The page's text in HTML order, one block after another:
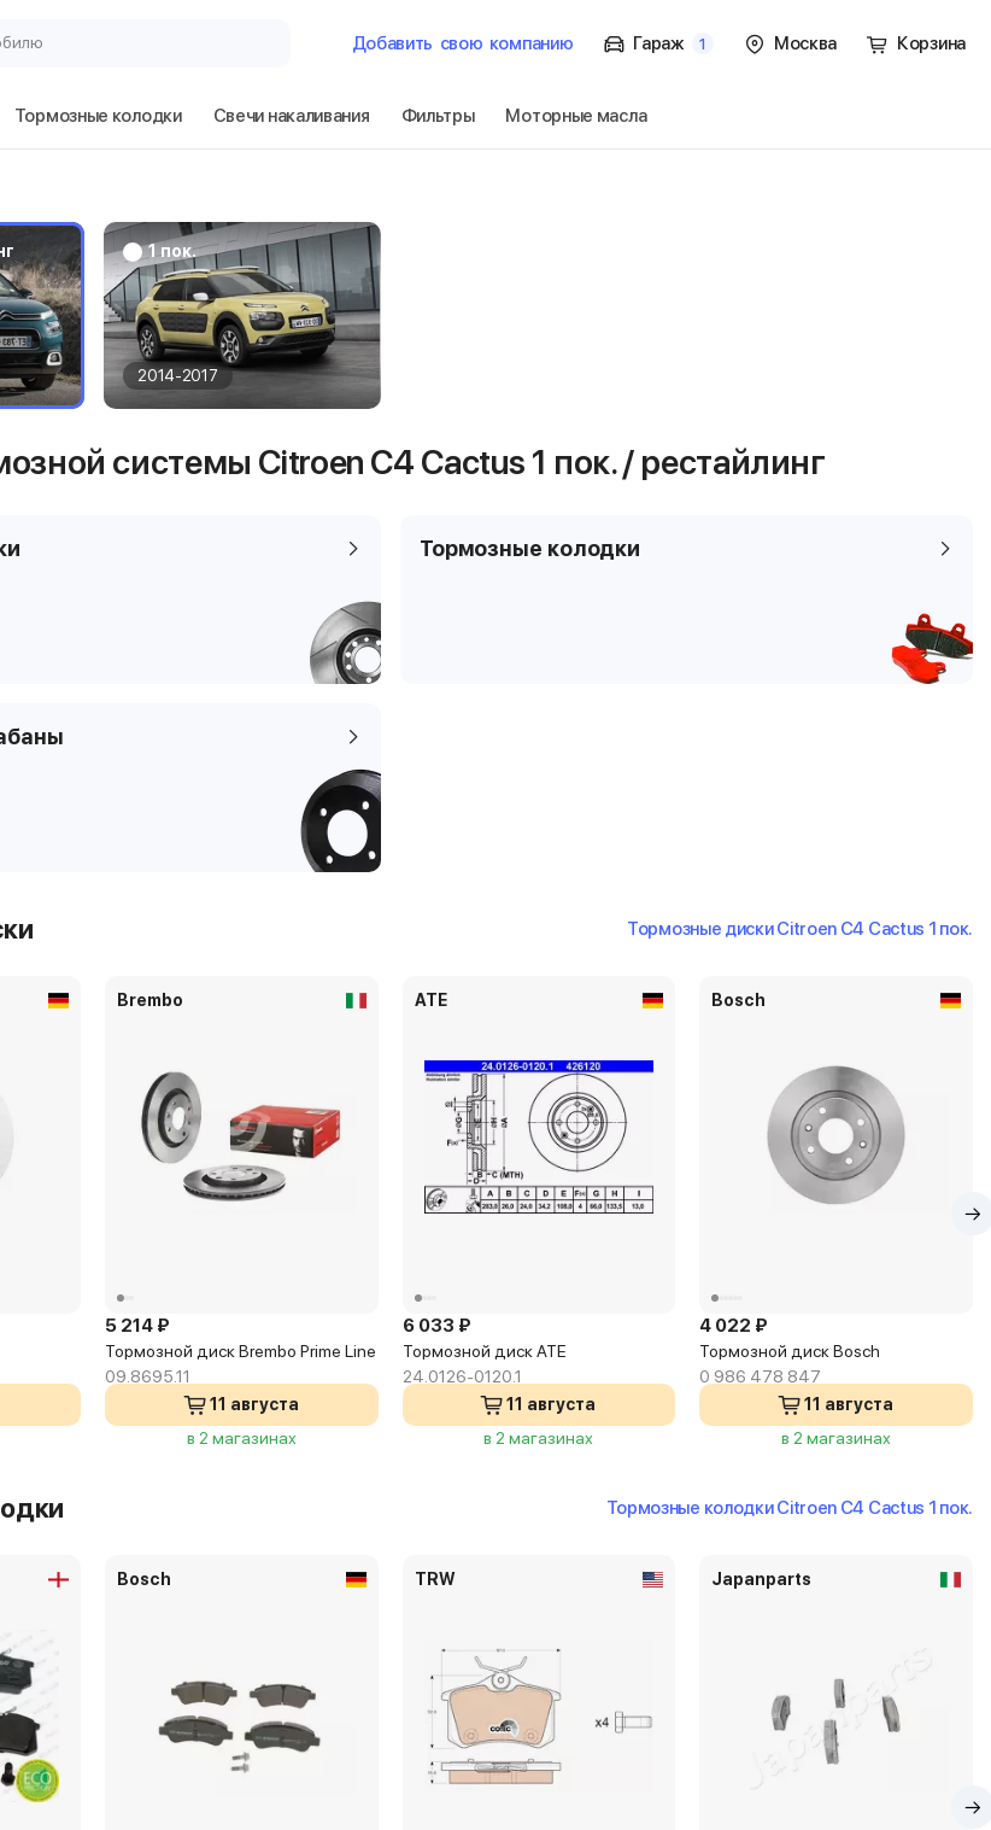
Добавить свою компанию Гараж 1
Гараж
рестайлинг
Сбросить
Москва Корзина
Тормозные колодки Свечи накаливания Фильтры Моторные масла
1 пок.
2014-2017
системы Citroen C4 Cactus 1 пок. / рестайлинг
Тормозные колодки
Тормозные диски Citroen C4 Cactus 1 пок.
Brembo
5 214 ₽
Тормозной диск Brembo Prime Line
09.8695.11
11 августа
в 2 магазинах
ATE
6 033 ₽
Тормозной диск ATE
24.0126-0120.1
11 августа
в 2 магазинах
Bosch
4 022 ₽
Тормозной диск Bosch
0 986 478 847
11 августа
в 2 магазинах
Тормозные колодки Citroen C4 Cactus 1 пок.
Bosch TRW Japanparts